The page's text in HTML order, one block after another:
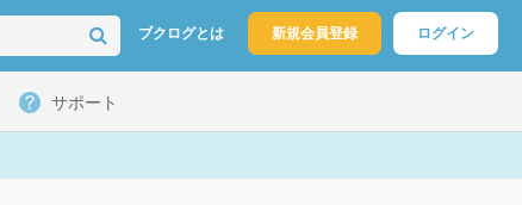
ブクログとは 新規会員登録 ログイン
サポート